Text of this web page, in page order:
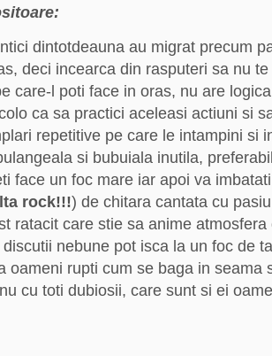
dintotdeauna au migrat precum
deci incearca din rasputeri sa nu
care-l poti face in oras, nu are
ca sa practici aceleasi actiuni si
repetitive pe care le intampini si
si bubuiala inutila,
face un foc mare iar apoi va
rock!!!) de chitara cantata cu
ratacit care stie sa anime
nebune pot isca la un foc de
oameni rupti cum se baga in seama
cu toti dubiosii, care sunt si ei